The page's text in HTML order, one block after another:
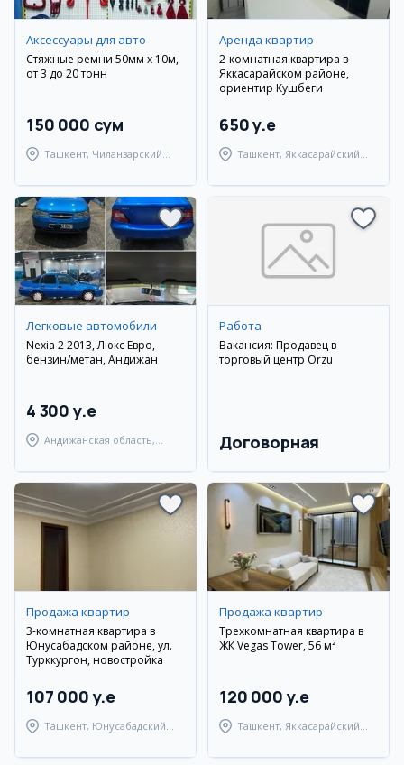
Аксессуары для авто
Стяжные ремни 50мм х 10м,
от 3 до 20 тонн
150 000 сум
Ташкент, Чиланзарский
Аренда квартир
2-комнатная квартира в
Яккасарайском районе,
ориентир Кушбеги
650 y.e
Ташкент, Яккасарайский
Легковые автомобили
Nexia 2 2013, Люкс Евро,
бензин/метан, Андижан
4 300 y.e
Андижанская область,
Работа
Вакансия: Продавец в
торговый центр Orzu
Договорная
Продажа квартир
3-комнатная квартира в
Юнусабадском районе, ул.
Турккургон, новостройка
107 000 y.e
Ташкент, Юнусабадский
Продажа квартир
Трехкомнатная квартира в
ЖК Vegas Tower, 56 м²
120 000 y.e
Ташкент, Яккасарайский